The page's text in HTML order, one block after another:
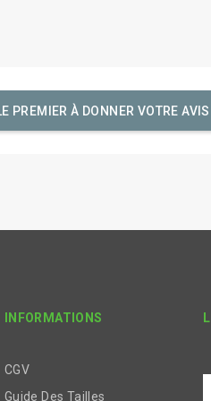
PREMIER À DONNER VOTRE AVIS
INFORMATIONS
CGV
Guide Des Tailles